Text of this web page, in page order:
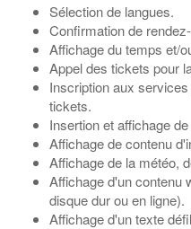
Sélection de langues.
Confirmation de
Affichage du temps et/
Appel des tickets pour
Inscription aux
tickets.
Insertion et affichage
Affichage de contenu
Affichage de la météo,
Affichage d'un contenu
disque dur ou en ligne).
Affichage d'un texte